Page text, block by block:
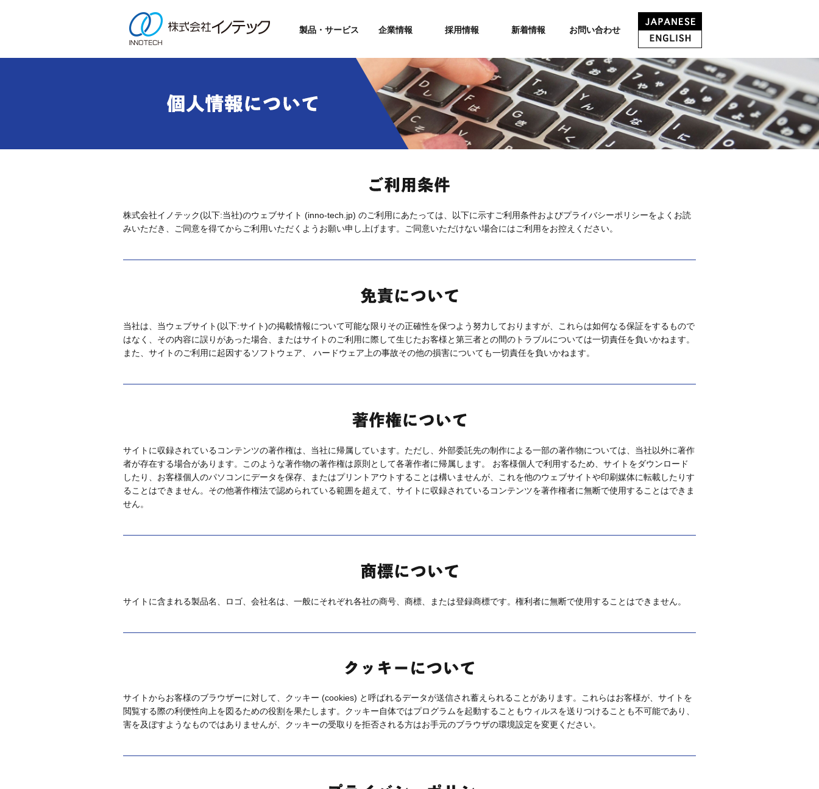
製品・サービス 企業情報 採用情報 新着情報 お問い合わせ
株式会社イノテック(以下:当社)のウェブサイト (inno-tech.jp) のご利用にあたっては、以下に示すご利用条件およびプライバシーポリシーをよくお読
みいただき、ご同意を得てからご利用いただくようお願い申し上げます。ご同意いただけない場合にはご利用をお控えください。
当社は、当ウェブサイト(以下:サイト)の掲載情報について可能な限りその正確性を保つよう努力しておりますが、これらは如何なる保証をするもので
はなく、その内容に誤りがあった場合、またはサイトのご利用に際して生じたお客様と第三者との間のトラブルについては一切責任を負いかねます。
また、サイトのご利用に起因するソフトウェア、 ハードウェア上の事故その他の損害についても一切責任を負いかねます。
サイトに収録されているコンテンツの著作権は、当社に帰属しています。ただし、外部委託先の制作による一部の著作物については、当社以外に著作
者が存在する場合があります。このような著作物の著作権は原則として各著作者に帰属します。 お客様個人で利用するため、サイトをダウンロード
したり、お客様個人のパソコンにデータを保存、またはプリントアウトすることは構いませんが、これを他のウェブサイトや印刷媒体に転載したりす
ることはできません。その他著作権法で認められている範囲を超えて、サイトに収録されているコンテンツを著作権者に無断で使用することはできま
せん。
サイトに含まれる製品名、ロゴ、会社名は、一般にそれぞれ各社の商号、商標、または登録商標です。権利者に無断で使用することはできません。
サイトからお客様のブラウザーに対して、クッキー (cookies) と呼ばれるデータが送信され蓄えられることがあります。これらはお客様が、サイトを
閲覧する際の利便性向上を図るための役割を果たします。クッキー自体ではプログラムを起動することもウィルスを送りつけることも不可能であり、
害を及ぼすようなものではありませんが、クッキーの受取りを拒否される方はお手元のブラウザの環境設定を変更ください。